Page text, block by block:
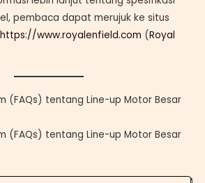
pembaca dapat merujuk ke situs
https://www.royalenfield.com (Royal
(FAQs) tentang Line-up Motor Besar
(FAQs) tentang Line-up Motor Besar